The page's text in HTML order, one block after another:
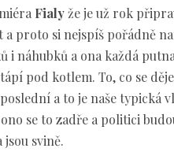
Fialyže je už rok
a proto si nejspíš pořádně
i náhubků a ona každá
pod kotlem. To, co se
a to je naše typická
se to zadře a politici
svině.